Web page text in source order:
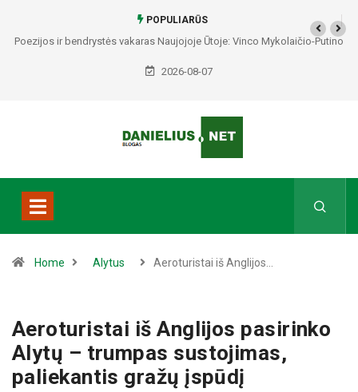
POPULIARŪS
Poezijos ir bendrystės vakaras Naujojoje Ūtoje: Vinco Mykolaičio-Putino
tėviškėje skambės eilės, dainos ir arbatos puodelių šiluma
2026-08-07
Home Alytus Aeroturistai iš Anglijos…
Aeroturistai iš Anglijos pasirinko
Alytų – trumpas sustojimas,
paliekantis gražų įspūdį